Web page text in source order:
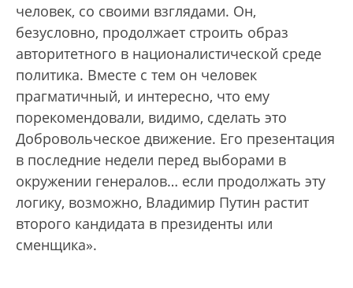
человек, со своими взглядами. Он,
безусловно, продолжает строить образ
авторитетного в националистической среде
политика. Вместе с тем он человек
прагматичный, и интересно, что ему
порекомендовали, видимо, сделать это
Добровольческое движение. Его презентация
в последние недели перед выборами в
окружении генералов… если продолжать эту
логику, возможно, Владимир Путин растит
второго кандидата в президенты или
сменщика».